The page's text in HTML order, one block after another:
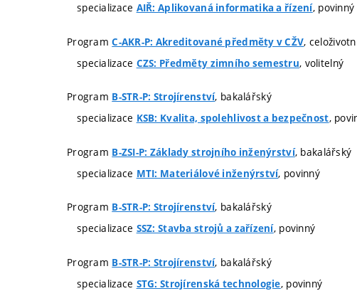
specializace AIŘ: Aplikovaná informatika a řízení, povinný
ProgramC-AKR-P: Akreditované předměty v CŽV,
specializace CZS: Předměty zimního semestru, volitelný
Program B-STR-P: Strojírenství, bakalářský
specializace KSB: Kvalita, spolehlivost a bezpečnost,
Program B-ZSI-P: Základy strojního inženýrství, bakalářský
specializace MTI: Materiálové inženýrství, povinný
Program B-STR-P: Strojírenství, bakalářský
specializace SSZ: Stavba strojů a zařízení, povinný
Program B-STR-P: Strojírenství, bakalářský
specializace STG: Strojírenská technologie, povinný